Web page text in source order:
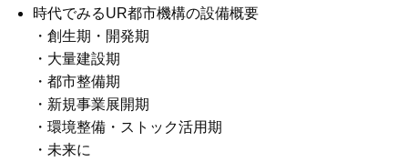
時代でみるUR都市機構の設備概要
・創生期・開発期
・大量建設期
・都市整備期
・新規事業展開期
・環境整備・ストック活用期
・未来に